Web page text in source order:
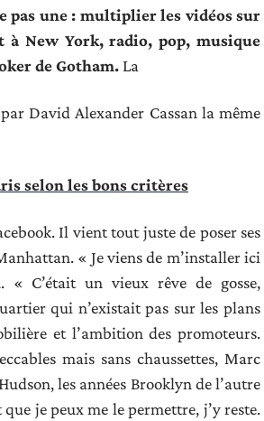
pas une : multiplier les vidéos sur
New York, radio, pop, musique
de Gotham. La
David Alexander Cassan la même
selon les bons critères
Il vient tout juste de poser ses
« Je viens de m’installer ici
C’était un vieux rêve de gosse,
qui n’existait pas sur les plans
et l’ambition des promoteurs.
mais sans chaussettes, Marc
les années Brooklyn de l’autre
je peux me le permettre, j’y reste.